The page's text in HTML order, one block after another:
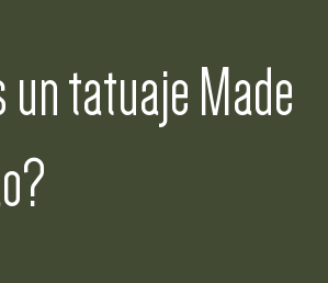
un tatuaje Made